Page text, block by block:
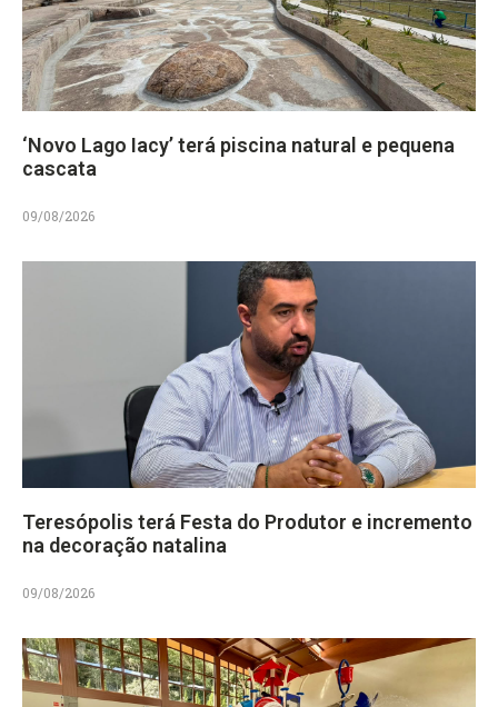
‘Novo Lago Iacy’ terá piscina natural e pequena
cascata
09/08/2026
Teresópolis terá Festa do Produtor e incremento
na decoração natalina
09/08/2026